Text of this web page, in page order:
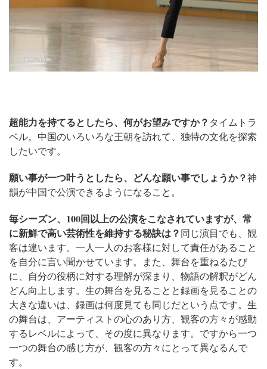
超能力を持てるとしたら、何がお望みですか？ タイムトラ
ベル。中国のいろいろな王朝を訪れて、独特の文化を探索
したいです。
願い事が一つ叶うとしたら、どんな願い事でしょうか？神
韻が中国で公演できるようになること。
毎シーズン、100回以上の公演をこなされていますが、常
に新鮮で高い芸術性を維持する秘訣は？同じ演目でも、観
客は違います。一人一人のお客様に対して責任があること
を自分に言い聞かせています。また、舞台を重ねるたび
に、自分の役柄に対する理解が深まり、物語の解釈がどん
どん向上します。生の舞台を見ることと録画を見ることの
大きな違いは、録画は何度見ても同じだという点です。生
の舞台は、アーティストの心のあり方、観客の方々が感動
するレベルによって、その度に異なります。ですから一つ
一つの舞台の感じ方が、観客の方々にとって異なるんで
す。